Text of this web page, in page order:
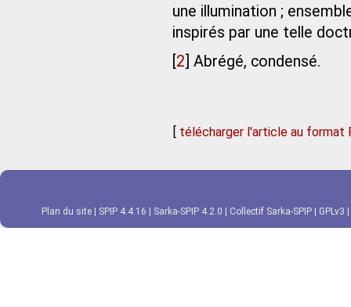
une illumination ;
inspirés par une telle
2 Abrégé, condensé.
[ télécharger l'article au format
Plan du site SPIP 4.4.16 Sarka-SPIP 4.2.0 Collectif Sarka-SPIP GPLv3